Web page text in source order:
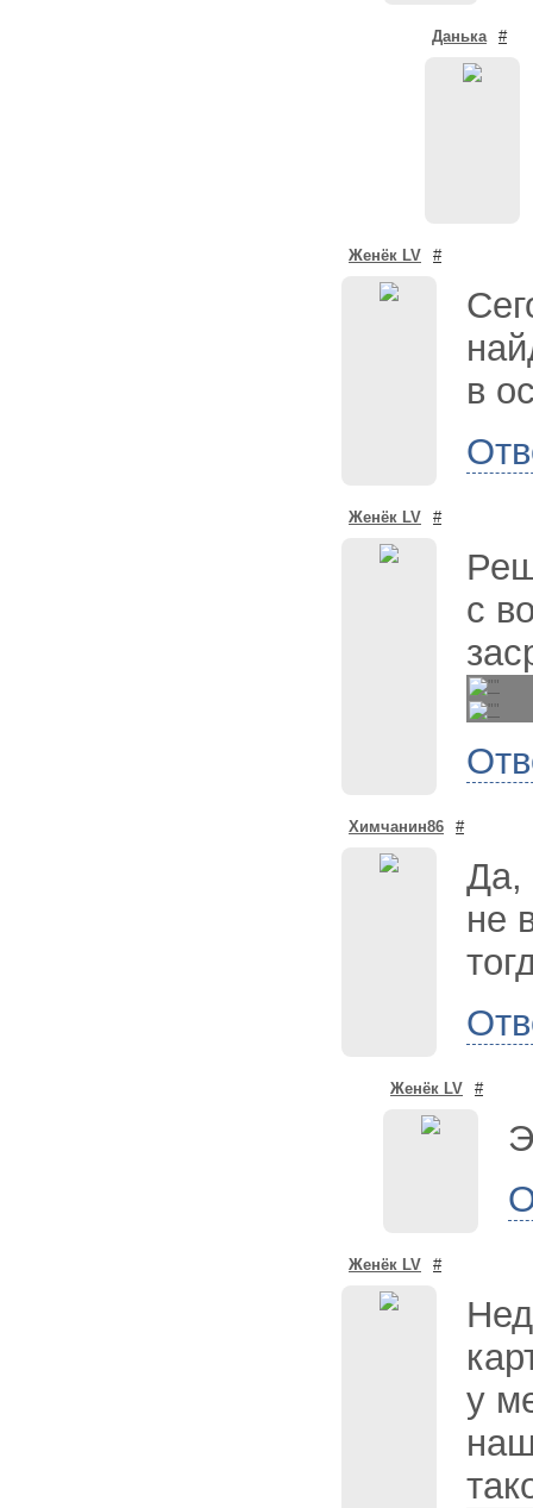
Данька #
Женёк LV #
в
Женёк LV #
с
Химчанин86 #
Да,
не
Женёк LV #
Женёк LV #
у